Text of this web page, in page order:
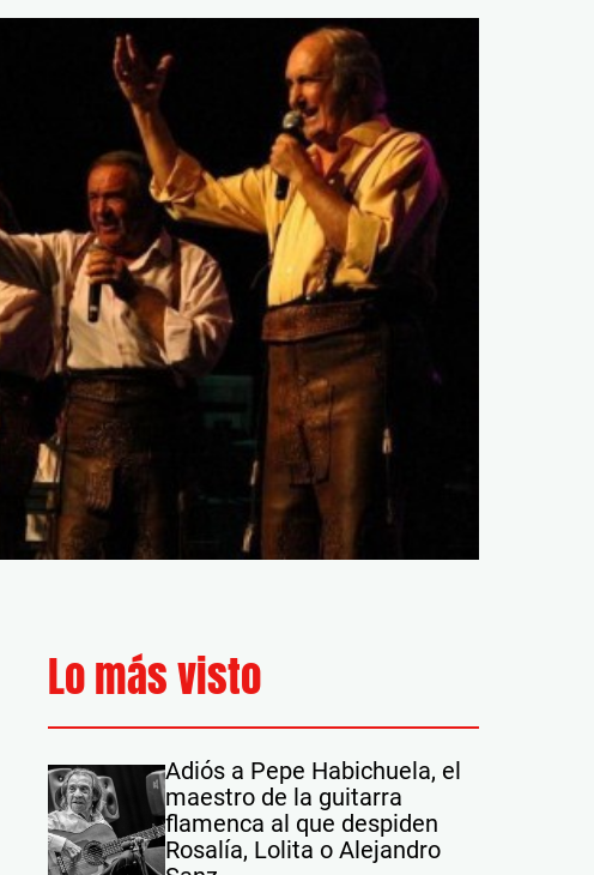
Lo más visto
Adiós a Pepe Habichuela, el
maestro de la guitarra
flamenca al que despiden
Rosalía, Lolita o Alejandro